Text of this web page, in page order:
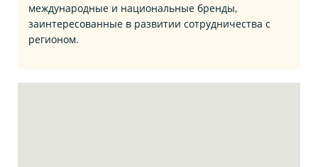
международные и национальные бренды,
заинтересованные в развитии сотрудничества с
регионом.